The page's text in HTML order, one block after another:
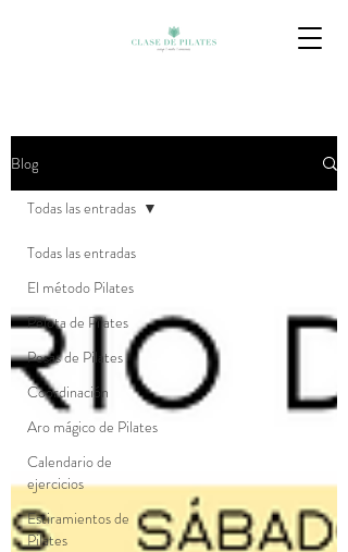
Blog
Todas las entradas
El método Pilates
Pelota de Pilates
Pesas de Pilates
Coordinación
Aro mágico de Pilates
Calendario de
ejercicios
Estiramientos de
Pilates
Todas las entradas